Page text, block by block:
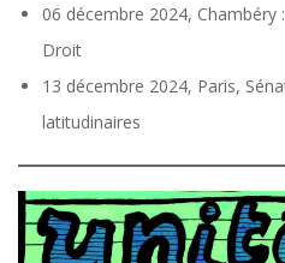
06 décembre 2024, Chambéry
Droit
13 décembre 2024, Paris,
latitudinaires